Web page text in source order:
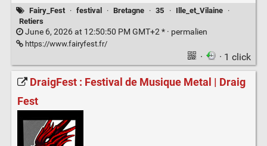
Fairy_Fest · festival · Bretagne · 35 · Ille_et_Vilaine
·
Retiers
June 6, 2026 at 12:50:50 PM GMT+2 * · permalien
https://www.fairyfest.fr/
· · 1 click
DraigFest : Festival de Musique Metal | Draig
Fest